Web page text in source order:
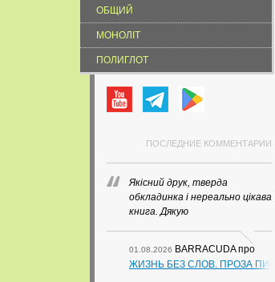
ОБЩИЙ
МОНОЛІТ
ПОЛИГЛОТ
ПОСЛЕДНИЕ КОММЕНТАРИИ
Якісний друк, тверда
обкладинка і нереально цікава
книга. Дякую
01.08.2026 BARRACUDAпро
ЖИЗНЬ БЕЗ СЛОВ. ПРОЗА